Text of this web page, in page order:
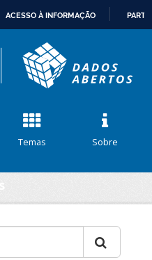
CONTEÚDO
ACESSO À INFORMAÇÃO
Temas Sobre